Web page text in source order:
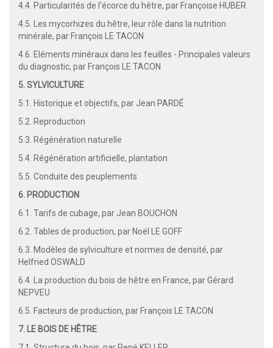
4.4. Particularités de l'écorce du hêtre, par Françoise HUBER
4.5. Les mycorhizes du hêtre, leur rôle dans la nutrition
minérale, par François LE TACON
4.6. Eléments minéraux dans les feuilles - Principales valeurs
du diagnostic, par François LE TACON
5. SYLVICULTURE
5.1. Historique et objectifs, par Jean PARDÉ
5.2. Reproduction
5.3. Régénération naturelle
5.4. Régénération artificielle, plantation
5.5. Conduite des peuplements
6. PRODUCTION
6.1. Tarifs de cubage, par Jean BOUCHON
6.2. Tables de production, par Noël LE GOFF
6.3. Modèles de sylviculture et normes de densité, par
Helfried OSWALD
6.4. La production du bois de hêtre en France, par Gérard
NEPVEU
6.5. Facteurs de production, par François LE TACON
7. LE BOIS DE HÊTRE